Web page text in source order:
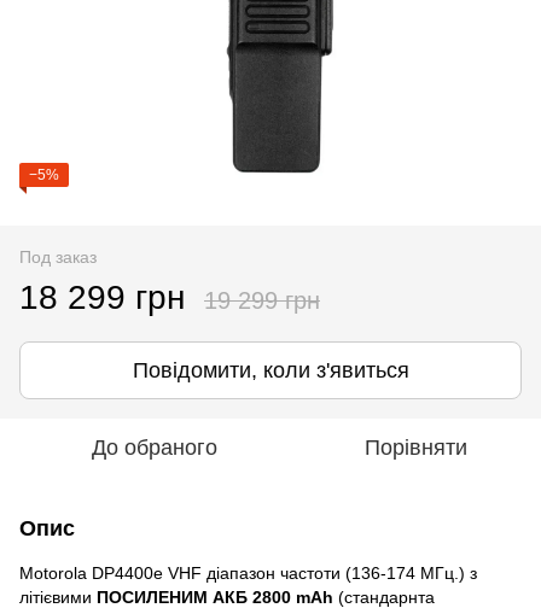
−5%
Под заказ
18 299 грн 19 299 грн
Повідомити, коли з'явиться
До обраного Порівняти
Опис
Motorola DP4400e VHF діапазон частоти (136-174 МГц.) з
літієвими ПОСИЛЕНИМ АКБ 2800 mAh (стандарнта